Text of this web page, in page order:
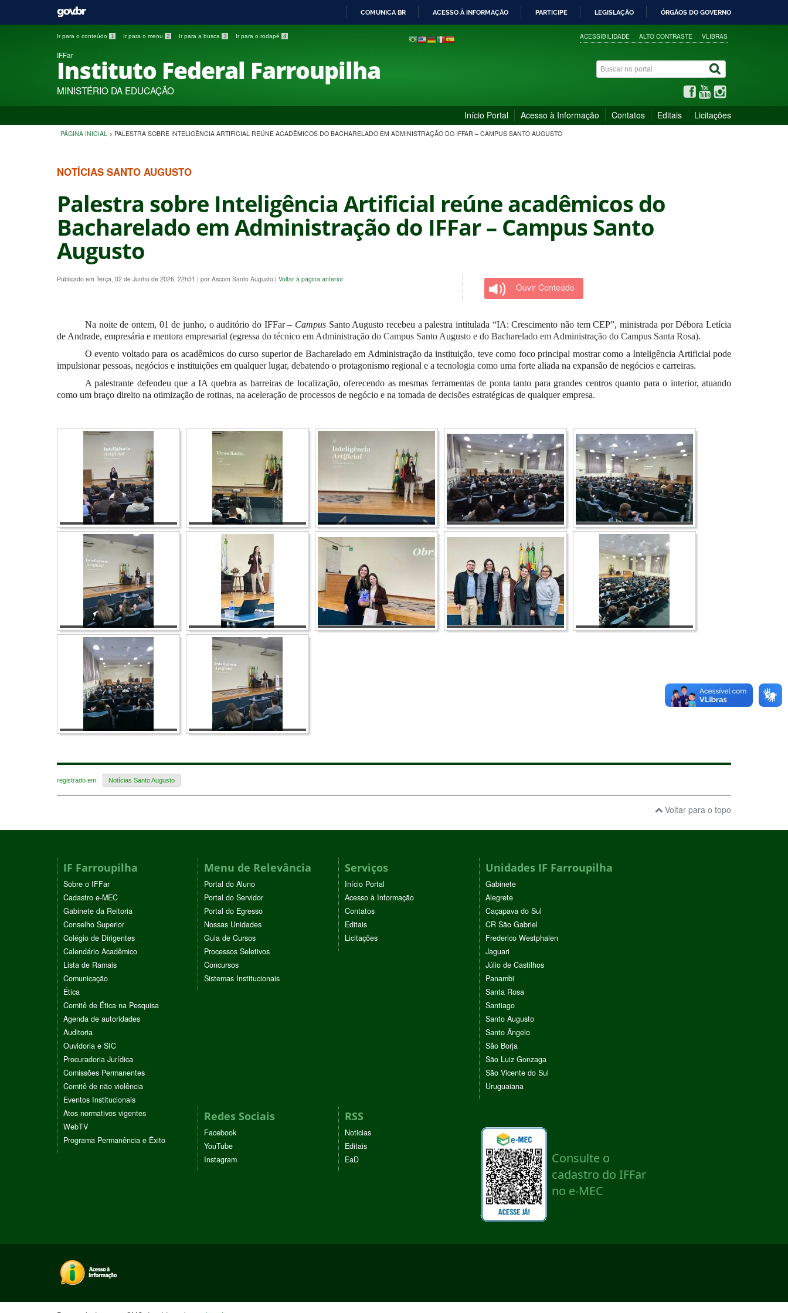
PARA
COMUNICA BR ACESSO À INFORMAÇÃO PARTICIPE LEGISLAÇÃO ÓRGÃOS DO GOVERNO
Ir para o conteúdo 1 Ir para o menu 2 Ir para a busca 3 Ir para o rodapé 4 ACESSIBILIDADE ALTO CONTRASTE VLIBRAS
IFFar
Instituto Federal Farroupilha
MINISTÉRIO DA EDUCAÇÃO
Início Portal Acesso à Informação Contatos Editais Licitações
PÁGINA INICIAL > PALESTRA SOBRE INTELIGÊNCIA ARTIFICIAL REÚNE ACADÊMICOS DO BACHARELADO EM ADMINISTRAÇÃO DO IFFAR – CAMPUS SANTO AUGUSTO
NOTÍCIAS SANTO AUGUSTO
Palestra sobre Inteligência Artificial reúne acadêmicos do
Bacharelado em Administração do IFFar – Campus Santo
Augusto
Publicado em Terça, 02 de Junho de 2026, 22h51 | por Ascom Santo Augusto | Voltar à página anterior
Ouvir Conteúdo
Na noite de ontem, 01 de junho, o auditório do IFFar – Campus Santo Augusto recebeu a palestra intitulada “IA: Crescimento não tem CEP”,ministrada por Débora Letícia
de Andrade, empresária e mentora empresarial (egressa do técnico em Administração do Campus Santo Augusto e do Bacharelado em Administração do Campus Santa Rosa).
O evento voltado para os acadêmicos do curso superior de Bacharelado em Administração da instituição, teve como foco principal mostrar como a Inteligência Artificial pode
impulsionar pessoas, negócios e instituições em qualquer lugar, debatendo o protagonismo regional e a tecnologia como uma forte aliada na expansão de negócios e carreiras.
A palestrante defendeu que a IA quebra as barreiras de localização, oferecendo as mesmas ferramentas de ponta tanto para grandes centros quanto para o interior, atuando
como um braço direito na otimização de rotinas, na aceleração de processos de negócio e na tomada de decisões estratégicas de qualquer empresa.
registrado em: Notícias Santo Augusto
Voltar para o topo
IF Farroupilha
Sobre o IFFar
Cadastro e-MEC
Gabinete da Reitoria
Conselho Superior
Colégio de Dirigentes
Calendário Acadêmico
Lista de Ramais
Comunicação
Ética
Comitê de Ética na Pesquisa
Agenda de autoridades
Auditoria
Ouvidoria e SIC
Procuradoria Jurídica
Comissões Permanentes
Comitê de não violência
Eventos Institucionais
Atos normativos vigentes
WebTV
Programa Permanência e Êxito
Menu de Relevância
Portal do Aluno
Portal do Servidor
Portal do Egresso
Nossas Unidades
Guia de Cursos
Processos Seletivos
Concursos
Sistemas Institucionais
Serviços
Início Portal
Acesso à Informação
Contatos
Editais
Licitações
Unidades IF Farroupilha
Gabinete
Alegrete
Caçapava do Sul
CR São Gabriel
Frederico Westphalen
Jaguari
Júlio de Castilhos
Panambi
Santa Rosa
Santiago
Santo Augusto
Santo Ângelo
São Borja
São Luiz Gonzaga
São Vicente do Sul
Uruguaiana
Redes Sociais
Facebook
YouTube
Instagram
RSS
Noticias
Editais
EaD